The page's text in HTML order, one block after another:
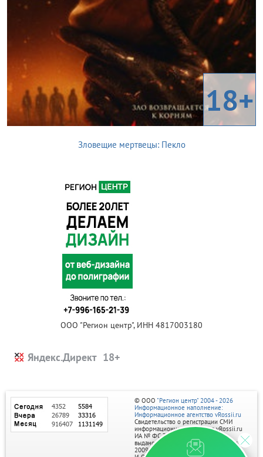
18+
Зловещие мертвецы: Пекло
ООО "Регион центр", ИНН 4817003180
Яндекс.Директ
© ООО "Регион центр" 2004 - 2026
Информационное наполнение:
Информационное агентство vRossii.ru
Свидетельство о регистрации СМИ
информационного агентства vRossii.ru
ИА № ФС 77‑35502
выдано РОСКОМНАДЗОРом 04 марта
2009г.